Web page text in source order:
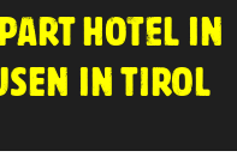
HOTEL IN
IN TIROL